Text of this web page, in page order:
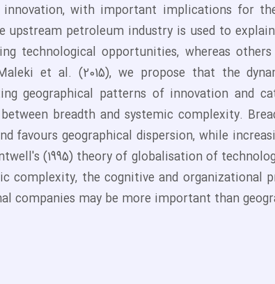
with important implications for
upstream petroleum industry is used to
technological opportunities, whereas
et al. (2015), we propose that the
geographical patterns of innovation and
breadth and systemic complexity.
favours geographical dispersion, while
(1995) theory of globalisation of
complexity, the cognitive and organizational
companies may be more important than